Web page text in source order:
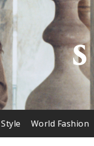
Style World Fashion